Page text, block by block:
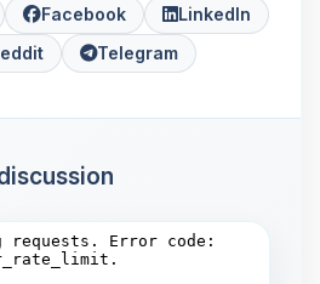
Facebook
LinkedIn
Telegram